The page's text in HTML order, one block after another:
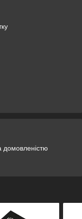
домовленістю